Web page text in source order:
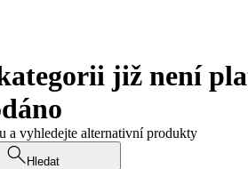
již není
a vyhledejte alternativní produkty
Hledat